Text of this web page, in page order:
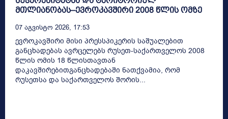
მთლიანობას–ევროკავშირი 2008 წლის ომზე
07 Აგვისტო 2026, 17:53
ევროკავშირი მისი პრესსპიკერის საშუალებით
განცხადებას ავრცელებს რუსეთ-საქართველოს 2008
წლის ომის 18 წლისთავთან
დაკავშირებითგანცხადებაში ნათქვამია, რომ
რუსეთსა და საქართველოს შორის...